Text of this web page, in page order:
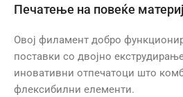
Печатење на повеќе
Овој филамент добро
поставки со двојно
иновативни отпечатоци што
флексибилни елементи.